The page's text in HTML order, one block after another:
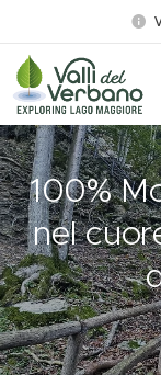
100%
nel